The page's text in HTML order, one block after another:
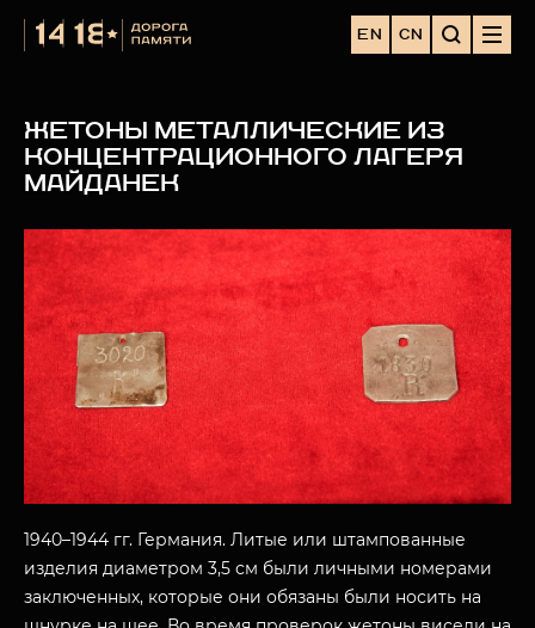
EN CN
ЖЕТОНЫ МЕТАЛЛИЧЕСКИЕ ИЗ
КОНЦЕНТРАЦИОННОГО ЛАГЕРЯ
МАЙДАНЕК
1940–1944 гг. Германия. Литые или штампованные
изделия диаметром 3,5 см были личными номерами
заключенных, которые они обязаны были носить на